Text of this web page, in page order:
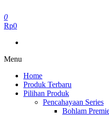
to
the
0
Rp0
Menu
Home
Produk Terbaru
Pilihan Produk
Pencahayaan Series
Bohlam